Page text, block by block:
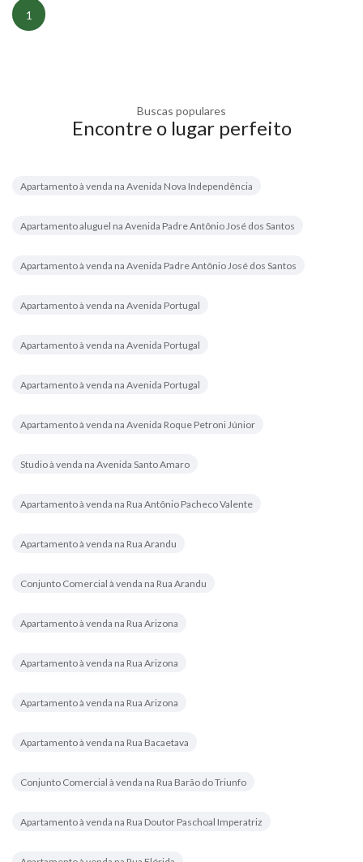
1
Buscas populares
Encontre o lugar perfeito
Apartamento à venda na Avenida Nova Independência
Apartamento aluguel na Avenida Padre Antônio José dos Santos
Apartamento à venda na Avenida Padre Antônio José dos Santos
Apartamento à venda na Avenida Portugal
Apartamento à venda na Avenida Portugal
Apartamento à venda na Avenida Portugal
Apartamento à venda na Avenida Roque Petroni Júnior
Studio à venda na Avenida Santo Amaro
Apartamento à venda na Rua Antônio Pacheco Valente
Apartamento à venda na Rua Arandu
Conjunto Comercial à venda na Rua Arandu
Apartamento à venda na Rua Arizona
Apartamento à venda na Rua Arizona
Apartamento à venda na Rua Arizona
Apartamento à venda na Rua Bacaetava
Conjunto Comercial à venda na Rua Barão do Triunfo
Apartamento à venda na Rua Doutor Paschoal Imperatriz